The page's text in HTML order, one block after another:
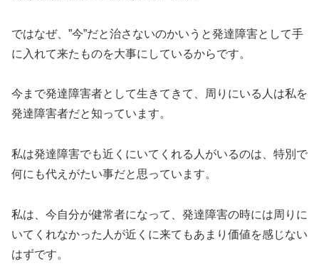
ではなぜ、”今”だと治さないのかいうと発達障害として手
に入れて来たものを大事にしているからです。
今まで発達障害者として生きてきて、周りにいる人は私を
発達障害者だと知っています。
私は発達障害でも近くにいてくれる人がいるのは、特別で
何にも代えがたい事だと思っています。
私は、今自分が健常者になって、発達障害の時には周りに
いてくれなかった人が近くに来てもあまり価値を感じない
はずです。